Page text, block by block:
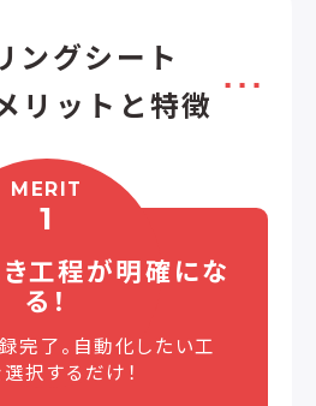
ングシート
リットと特徴
MERIT
1
工程が明確にな
る！
完了。自動化したい工
択するだけ！